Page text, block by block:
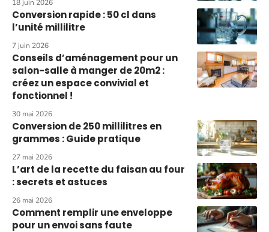
18 juin 2026
Conversion rapide : 50 cl dans
l’unité millilitre
7 juin 2026
Conseils d’aménagement pour un
salon-salle à manger de 20m2 :
créez un espace convivial et
fonctionnel !
30 mai 2026
Conversion de 250 millilitres en
grammes : Guide pratique
27 mai 2026
L’art de la recette du faisan au four
: secrets et astuces
26 mai 2026
Comment remplir une enveloppe
pour un envoi sans faute